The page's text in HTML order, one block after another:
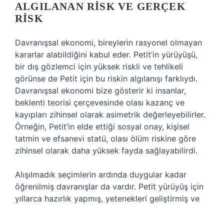
ALGILANAN RISK VE GERÇEK
RISK
Davranışsal ekonomi, bireylerin rasyonel olmayan
kararlar alabildiğini kabul eder. Petit’in yürüyüşü,
bir dış gözlemci için yüksek riskli ve tehlikeli
görünse de Petit için bu riskin algılanışı farklıydı.
Davranışsal ekonomi bize gösterir ki insanlar,
beklenti teorisi çerçevesinde olası kazanç ve
kayıpları zihinsel olarak asimetrik değerleyebilirler.
Örneğin, Petit’in elde ettiği sosyal onay, kişisel
tatmin ve efsanevi statü, olası ölüm riskine göre
zihinsel olarak daha yüksek fayda sağlayabilirdi.
Alışılmadık seçimlerin ardında duygular kadar
öğrenilmiş davranışlar da vardır. Petit yürüyüş için
yıllarca hazırlık yapmış, yetenekleri geliştirmiş ve